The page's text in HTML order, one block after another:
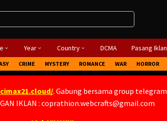
Year Country DCMA Pasang Iklan
CRIME MYSTERY ROMANCE WAR HORROR
. Gabung bersama group telegram
IKLAN : coprathion.webcrafts@gmail.com